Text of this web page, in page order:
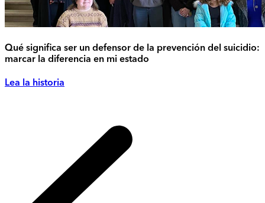
Qué significa ser un defensor de la prevención del suicidio:
marcar la diferencia en mi estado
Lea la historia